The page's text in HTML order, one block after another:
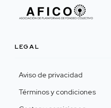
LEGAL
Aviso de privacidad
Términos y condiciones